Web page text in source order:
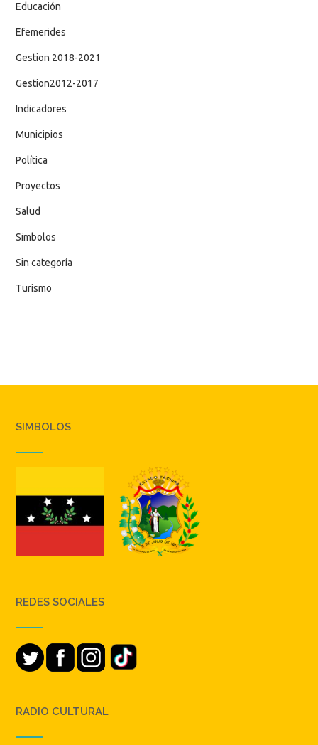
Educación
Efemerides
Gestion 2018-2021
Gestion2012-2017
Indicadores
Municipios
Política
Proyectos
Salud
Simbolos
Sin categoría
Turismo
SIMBOLOS
REDES SOCIALES
RADIO CULTURAL